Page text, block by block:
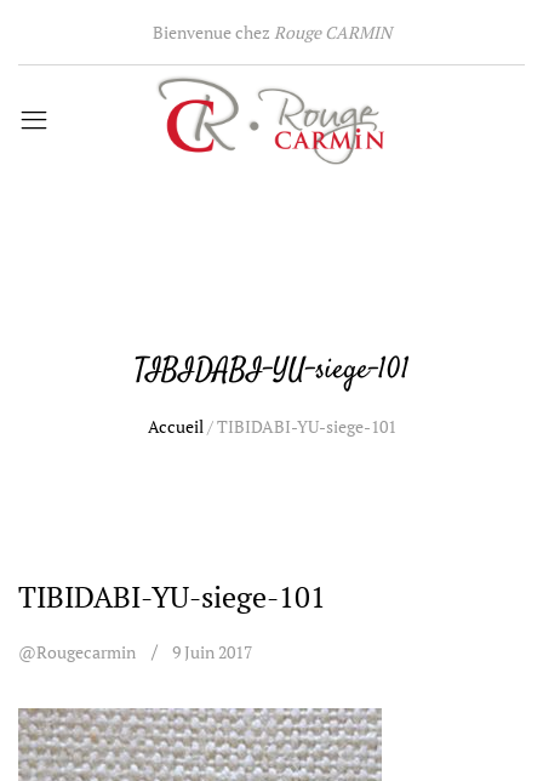
Bienvenue chez Rouge CARMIN
TIBIDABI-YU-siege-101
Accueil/TIBIDABI-YU-siege-101
TIBIDABI-YU-siege-101
@rougecarmin 9 Juin 2017